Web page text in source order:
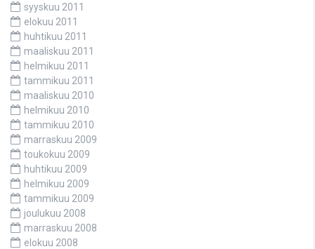
syyskuu 2011
elokuu 2011
huhtikuu 2011
maaliskuu 2011
helmikuu 2011
tammikuu 2011
maaliskuu 2010
helmikuu 2010
tammikuu 2010
marraskuu 2009
toukokuu 2009
huhtikuu 2009
helmikuu 2009
tammikuu 2009
joulukuu 2008
marraskuu 2008
elokuu 2008